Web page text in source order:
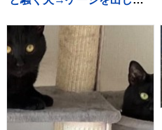
て…人間の子どものような
光景に反響「なんて尊い
の」「姿勢がｗ」